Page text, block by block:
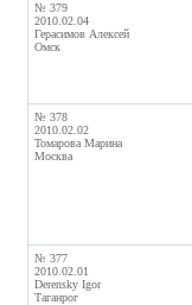
№ 379
2010.02.04
Герасимов Алексей
Омск
№ 378
2010.02.02
Томарова Марина
Москва
№ 377
2010.02.01
Derensky Igor
Таганрог